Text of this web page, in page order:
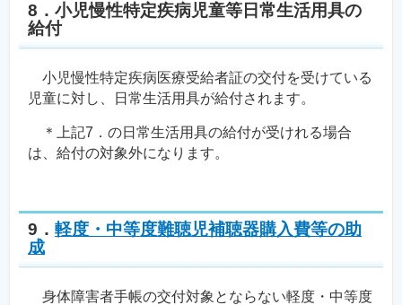
8．小児慢性特定疾病児童等日常生活用具の
給付
小児慢性特定疾病医療受給者証の交付を受けている
児童に対し、日常生活用具が給付されます。
＊上記7．の日常生活用具の給付が受けれる場合
は、給付の対象外になります。
9． 軽度・中等度難聴児補聴器購入費等の助
成
身体障害者手帳の交付対象とならない軽度・中等度